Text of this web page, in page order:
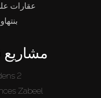
عقارات
مشاريع
2
Zabeel